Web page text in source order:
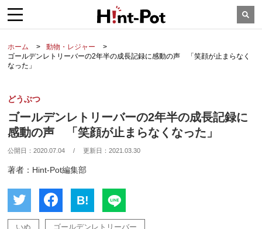
ホーム
動物・レジャー
ゴールデンレトリーバーの2年半の成長記録に感動の声 「笑顔が止まらなく
なった」
どうぶつ
ゴールデンレトリーバーの2年半の成長記録に
感動の声 「笑顔が止まらなくなった」
公開日：2020.07.04 / 更新日：2021.03.30
著者：Hint-Pot編集部
B!
いぬ ゴールデンレトリーバー